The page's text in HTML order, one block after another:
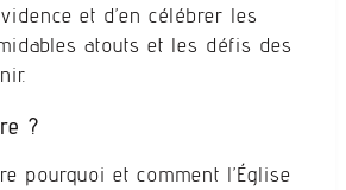
et d’en célébrer les
atouts et les défis des
?
pourquoi et comment l’Église